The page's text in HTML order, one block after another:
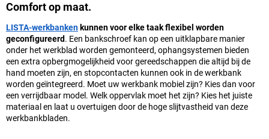
Comfort op maat.
LISTA-werkbanken kunnen voor elke taak flexibel worden
geconfigureerd. Een bankschroef kan op een uitklapbare manier
onder het werkblad worden gemonteerd, ophangsystemen bieden
een extra opbergmogelijkheid voor gereedschappen die altijd bij de
hand moeten zijn, en stopcontacten kunnen ook in de werkbank
worden geïntegreerd. Moet uw werkbank mobiel zijn? Kies dan voor
een verrijdbaar model. Welk oppervlak moet het zijn? Kies het juiste
materiaal en laat u overtuigen door de hoge slijtvastheid van deze
werkbankbladen.